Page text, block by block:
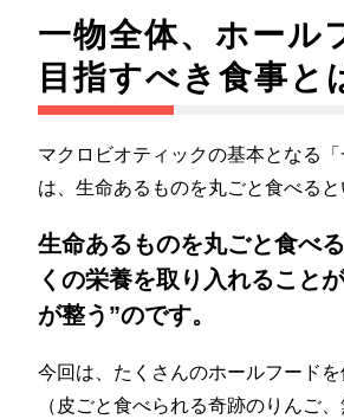
一物全体、ホール
目指すべき食事と
マクロビオティックの基本となる
は、生命あるものを丸ごと食べると
生命あるものを丸ごと食べ
くの栄養を取り入れること
が整う”のです。
今回は、たくさんのホールフードを
（皮ごと食べられる奇跡のりんご